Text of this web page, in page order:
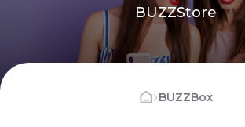
BUZZStore
›BUZZBox